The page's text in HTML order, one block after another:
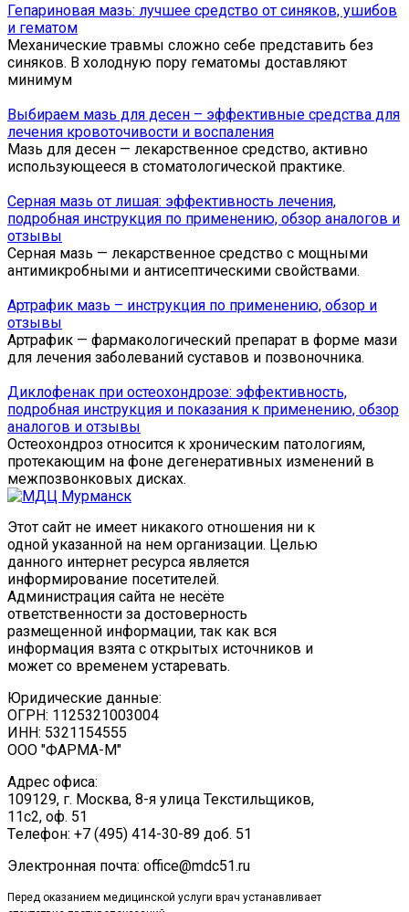
Гепариновая мазь: лучшее средство от синяков, ушибов
и гематом
Механические травмы сложно себе представить без
синяков. В холодную пору гематомы доставляют
минимум
Выбираем мазь для десен – эффективные средства для
лечения кровоточивости и воспаления
Мазь для десен — лекарственное средство, активно
использующееся в стоматологической практике.
Серная мазь от лишая: эффективность лечения,
подробная инструкция по применению, обзор аналогов и
отзывы
Серная мазь — лекарственное средство с мощными
антимикробными и антисептическими свойствами.
Артрафик мазь – инструкция по применению, обзор и
отзывы
Артрафик — фармакологический препарат в форме мази
для лечения заболеваний суставов и позвоночника.
Диклофенак при остеохондрозе: эффективность,
подробная инструкция и показания к применению, обзор
аналогов и отзывы
Остеохондроз относится к хроническим патологиям,
протекающим на фоне дегенеративных изменений в
межпозвонковых дисках.
Этот сайт не имеет никакого отношения ни к
одной указанной на нем организации. Целью
данного интернет ресурса является
информирование посетителей.
Администрация сайта не несёте
ответственности за достоверность
размещенной информации, так как вся
информация взята с открытых источников и
может со временем устаревать.
Юридические данные:
ОГРН: 1125321003004
ИНН: 5321154555
ООО "ФАРМА-М"
Адрес офиса:
109129, г. Москва, ​8-я улица Текстильщиков,
11с2, оф. 51
Tелефон: +7 (495) 414-30-89 доб. 51
Электронная почта: office@mdc51.ru
Перед оказанием медицинской услуги врач устанавливает